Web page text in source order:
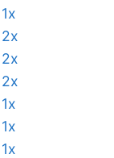
1x
2x
2x
2x
1x
1x
1x